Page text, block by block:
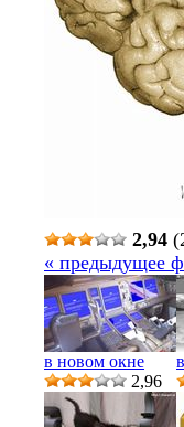
2,94
« предыдущее
в новом окне
2,96